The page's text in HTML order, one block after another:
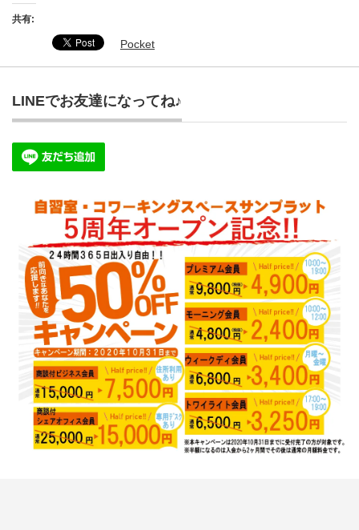
共有:
Pocket
LINEでお友達になってね♪